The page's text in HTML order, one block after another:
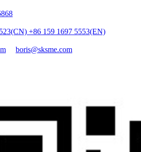
+86 159 1697 5553(EN)
boris@sksme.com